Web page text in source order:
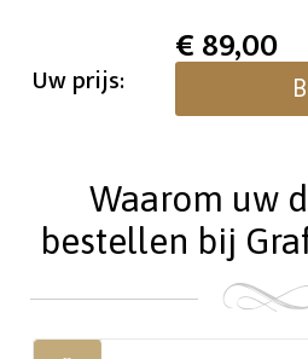
Uw prijs:
€89,00
Waarom uw
bestellen bij